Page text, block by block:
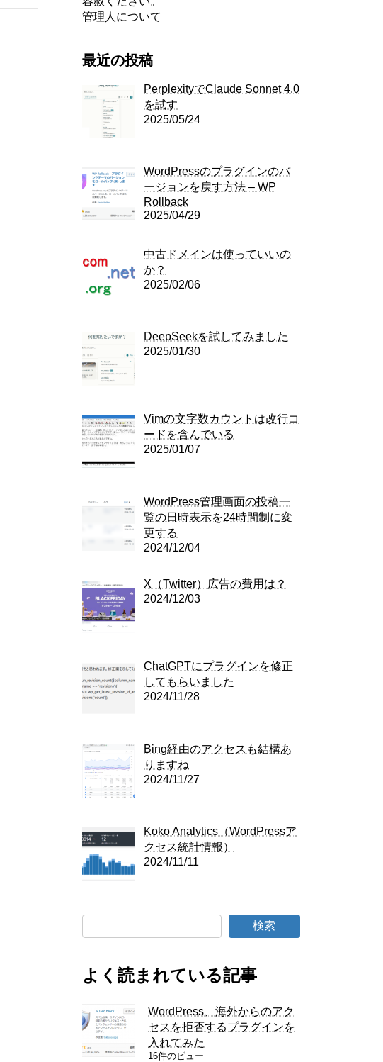
管理人について
最近の投稿
PerplexityでClaude Sonnet 4.0
を試す
2025/05/24
WordPressのプラグインのバ
ージョンを戻す方法 – WP
Rollback
2025/04/29
中古ドメインは使っていいの
か？
2025/02/06
DeepSeekを試してみました
2025/01/30
Vimの文字数カウントは改行コ
ードを含んでいる
2025/01/07
WordPress管理画面の投稿一
覧の日時表示を24時間制に変
更する
2024/12/04
X（Twitter）広告の費用は？
2024/12/03
ChatGPTにプラグインを修正
してもらいました
2024/11/28
Bing経由のアクセスも結構あ
りますね
2024/11/27
Koko Analytics（WordPressア
クセス統計情報）
2024/11/11
検索
よく読まれている記事
WordPress、海外からのアク
セスを拒否するプラグインを
入れてみた
16件のビュー